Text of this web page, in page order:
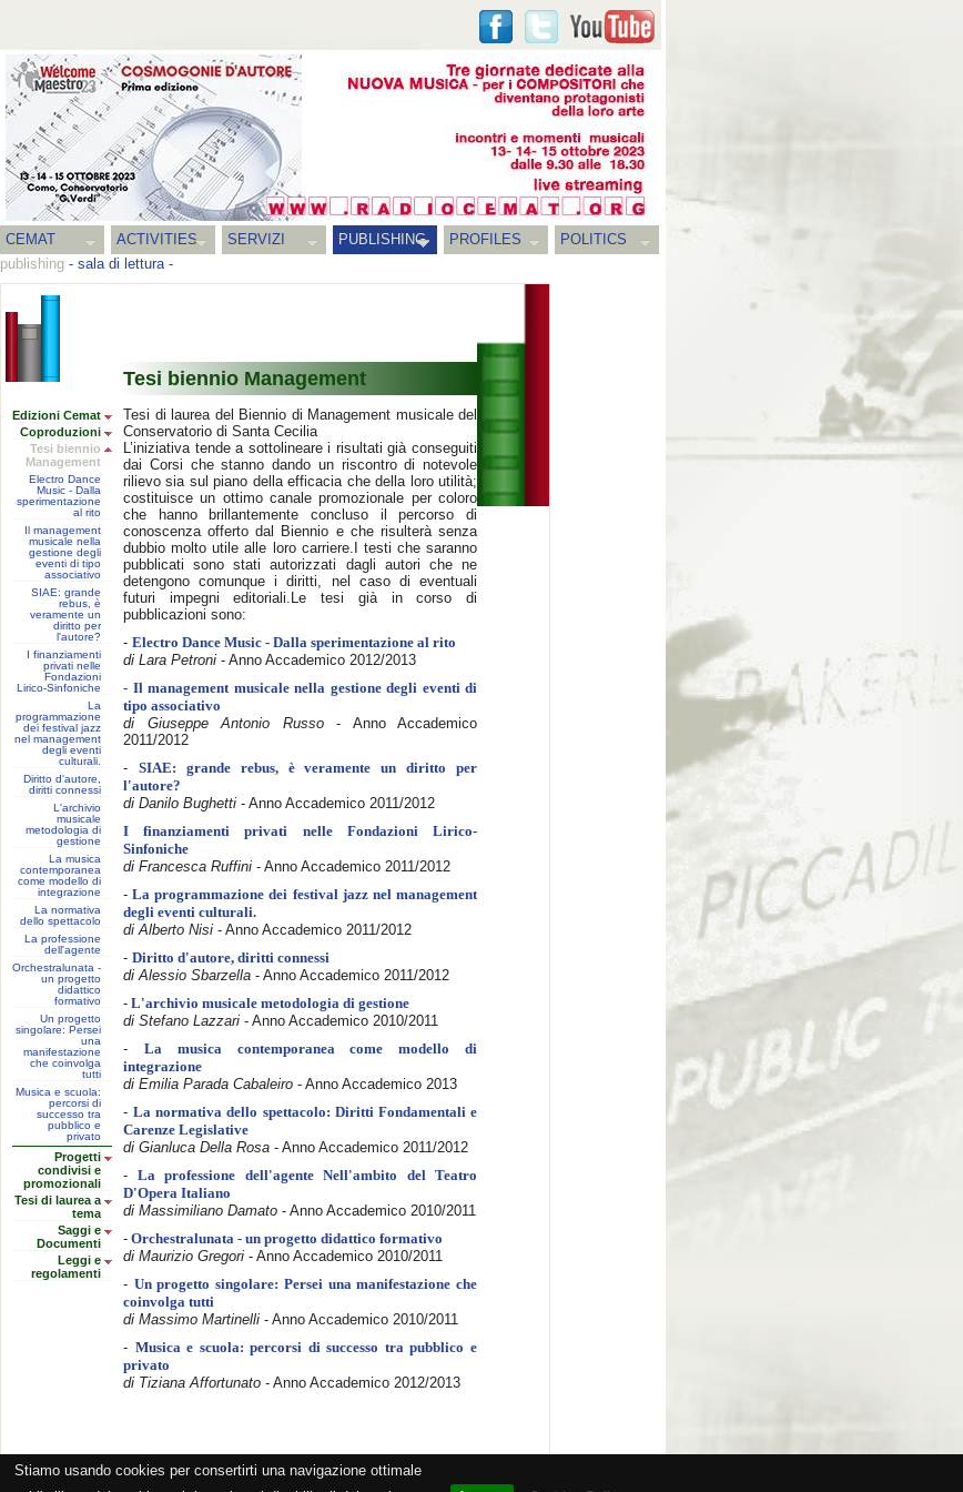
Stiamo usando cookies per consertirti una navigazione ottimale
CEMAT ACTIVITIES SERVIZI PUBLISHING PROFILES
POLITICS
publishing - sala di lettura-
Edizioni Cemat
Coproduzioni
Tesi biennio
Management
Electro Dance
Music - Dalla
sperimentazione
al rito
Il management
musicale nella
gestione degli
eventi di tipo
associativo
SIAE: grande
rebus, è
veramente un
diritto per
l'autore?
I finanziamenti
privati nelle
Fondazioni
Lirico-Sinfoniche
La
programmazione
dei festival jazz
nel management
degli eventi
culturali.
Diritto d'autore,
diritti connessi
L'archivio
musicale
metodologia di
gestione
La musica
contemporanea
come modello di
integrazione
La normativa
dello spettacolo
La professione
dell'agente
Orchestralunata -
un progetto
didattico
formativo
Un progetto
singolare: Persei
una
manifestazione
che coinvolga
tutti
Musica e scuola:
percorsi di
successo tra
pubblico e
privato
Progetti
condivisi e
promozionali
Tesi di laurea a
tema
Saggi e
Documenti
Leggi e
regolamenti
Tesi biennio Management
Tesi di laurea del Biennio di Management musicale del
Conservatorio di Santa Cecilia
L’iniziativa tende a sottolineare i risultati già conseguiti
dai Corsi che stanno dando un riscontro di notevole
rilievo sia sul piano della efficacia che della loro utilità;
costituisce un ottimo canale promozionale per coloro
che hanno brillantemente concluso il percorso di
conoscenza offerto dal Biennio e che risulterà senza
dubbio molto utile alle loro carriere.I testi che saranno
pubblicati sono stati autorizzati dagli autori che ne
detengono comunque i diritti, nel caso di eventuali
futuri impegni editoriali.Le tesi già in corso di
pubblicazioni sono:
- Electro Dance Music - Dalla sperimentazione al rito
di Lara Petroni - Anno Accademico 2012/2013
- Il management musicale nella gestione degli eventi di
tipo associativo
di Giuseppe Antonio Russo- Anno Accademico
2011/2012
- SIAE: grande rebus, è veramente un diritto per
l'autore?
di Danilo Bughetti - Anno Accademico 2011/2012
I finanziamenti privati nelle Fondazioni Lirico-
Sinfoniche
di Francesca Ruffini - Anno Accademico 2011/2012
- La programmazione dei festival jazz nel management
degli eventi culturali.
di Alberto Nisi - Anno Accademico 2011/2012
- Diritto d'autore, diritti connessi
di Alessio Sbarzella - Anno Accademico 2011/2012
- L'archivio musicale metodologia di gestione
di Stefano Lazzari - Anno Accademico 2010/2011
- La musica contemporanea come modello di
integrazione
di Emilia Parada Cabaleiro - Anno Accademico 2013
-La normativa dello spettacolo: Diritti Fondamentali e
Carenze Legislative
di Gianluca Della Rosa - Anno Accademico 2011/2012
- La professione dell'agente Nell'ambito del Teatro
D'Opera Italiano
di Massimiliano Damato - Anno Accademico 2010/2011
- Orchestralunata - un progetto didattico formativo
di Maurizio Gregori - Anno Accademico 2010/2011
- Un progetto singolare: Persei una manifestazione che
coinvolga tutti
di Massimo Martinelli - Anno Accademico 2010/2011
- Musica e scuola: percorsi di successo tra pubblico e
privato
di Tiziana Affortunato - Anno Accademico 2012/2013
- PI 05362381005 - Lic. SIAE 2552/1/2523 - Visitor # 93.943.760